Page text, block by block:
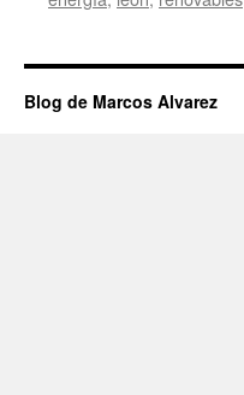
Blog de Marcos Alvarez